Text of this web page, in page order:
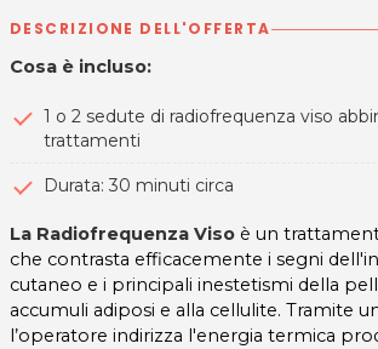
DESCRIZIONE DELL'OFFERTA
Cosa è incluso:
1 o 2 sedute di radiofrequenza viso
trattamenti
Durata: 30 minuti circa
La Radiofrequenza Viso è un
che contrasta efficacemente i segni
cutaneo e i principali inestetismi della
accumuli adiposi e alla cellulite. Tramite
l’operatore indirizza l'energia termica